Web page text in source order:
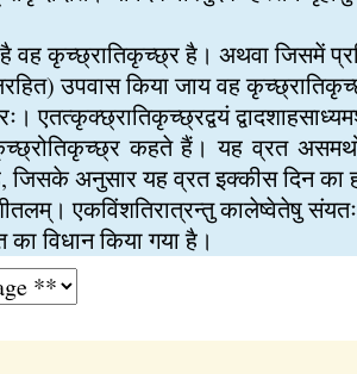
वह कृच्छ्रातिकृच्छ्र है। अथवा जिसमें
उपवास किया जाय वह
एतत्कृक्छ्रातिकृच्छ्रद्वयं
कहते हैं। यह व्रत
जिसके अनुसार यह व्रत इक्कीस दिन का
एकविंशतिरात्रन्तु कालेष्वेतेषु
विधान किया गया है।